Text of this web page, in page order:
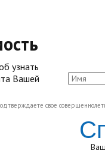
узнать
Вашей
свое